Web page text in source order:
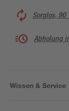
Sorglos, 90
Abholung
Wissen & Service